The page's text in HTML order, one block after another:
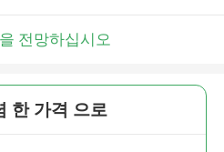
전망하십시오
한 가격 으로